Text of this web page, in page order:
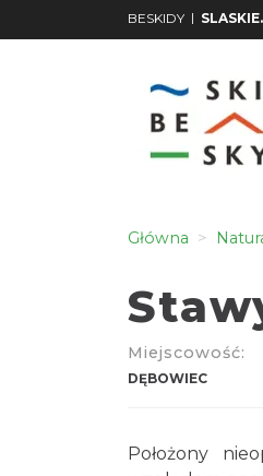
BESKIDY | SLASKIE.
Główna
Miejscowość:
DĘBOWIEC
Położony